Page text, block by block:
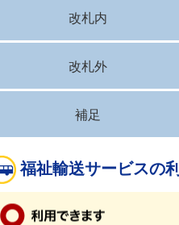
改札内
改札外
補足
福祉輸送サービスの